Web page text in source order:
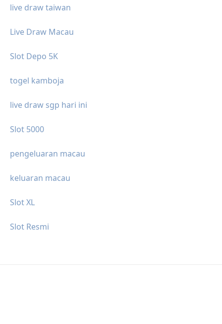
live draw taiwan
Live Draw Macau
Slot Depo 5K
togel kamboja
live draw sgp hari ini
Slot 5000
pengeluaran macau
keluaran macau
Slot XL
Slot Resmi